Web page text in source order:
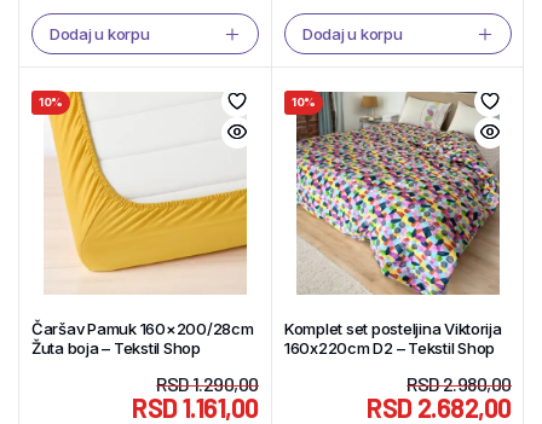
Dodaj u korpu Dodaj u korpu
10%
Čaršav Pamuk 160×200/28cm
Žuta boja – Tekstil Shop
RSD1.290,00
RSD1.161,00
10%
Komplet set posteljina Viktorija
160x220cm D2 – Tekstil Shop
RSD2.980,00
RSD2.682,00